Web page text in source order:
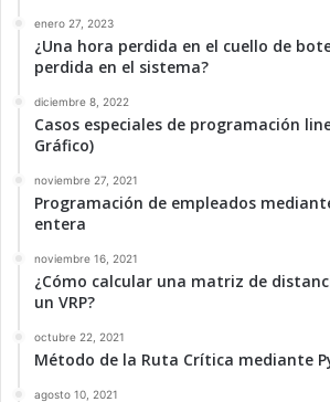
enero 27, 2023
¿Una hora perdida en el cuello de
perdida en el sistema?
diciembre 8, 2022
Casos especiales de programación
Gráfico)
noviembre 27, 2021
Programación de empleados
entera
noviembre 16, 2021
¿Cómo calcular una matriz de
un VRP?
octubre 22, 2021
Método de la Ruta Crítica mediante
agosto 10, 2021